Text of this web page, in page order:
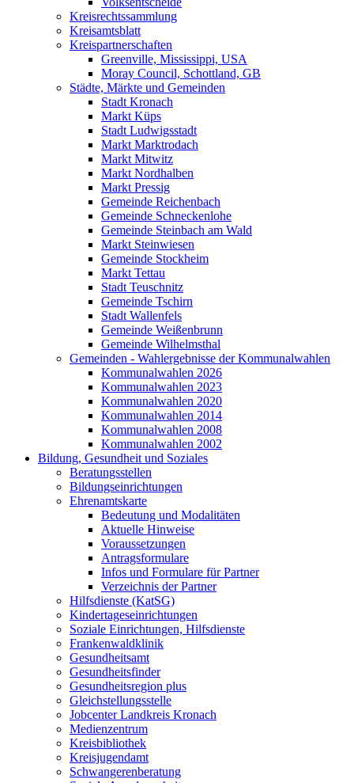
Kreisrechtssammlung
Kreisamtsblatt
Kreispartnerschaften
Greenville, Mississippi, USA
Moray Council, Schottland, GB
Städte, Märkte und Gemeinden
Stadt Kronach
Markt Küps
Stadt Ludwigsstadt
Markt Marktrodach
Markt Mitwitz
Markt Nordhalben
Markt Pressig
Gemeinde Reichenbach
Gemeinde Schneckenlohe
Gemeinde Steinbach am Wald
Markt Steinwiesen
Gemeinde Stockheim
Markt Tettau
Stadt Teuschnitz
Gemeinde Tschirn
Stadt Wallenfels
Gemeinde Weißenbrunn
Gemeinde Wilhelmsthal
Gemeinden - Wahlergebnisse der Kommunalwahlen
Kommunalwahlen 2026
Kommunalwahlen 2023
Kommunalwahlen 2020
Kommunalwahlen 2014
Kommunalwahlen 2008
Kommunalwahlen 2002
Bildung, Gesundheit und Soziales
Beratungsstellen
Bildungseinrichtungen
Ehrenamtskarte
Bedeutung und Modalitäten
Aktuelle Hinweise
Voraussetzungen
Antragsformulare
Infos und Formulare für Partner
Verzeichnis der Partner
Hilfsdienste (KatSG)
Kindertageseinrichtungen
Soziale Einrichtungen, Hilfsdienste
Frankenwaldklinik
Gesundheitsamt
Gesundheitsfinder
Gesundheitsregion plus
Gleichstellungsstelle
Jobcenter Landkreis Kronach
Medienzentrum
Kreisbibliothek
Kreisjugendamt
Schwangerenberatung